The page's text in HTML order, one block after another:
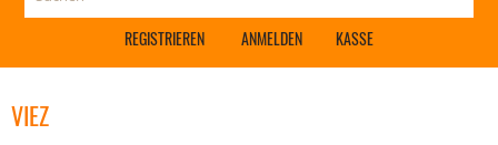
REGISTRIEREN ANMELDEN KASSE
VIEZ